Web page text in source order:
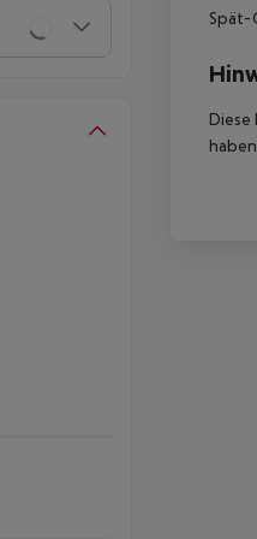
Spät-
Diese